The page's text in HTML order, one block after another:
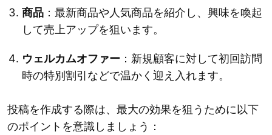
商品 ：最新商品や人気商品を紹介し、興味を喚起
して売上アップを狙います。
ウェルカムオファー ：新規顧客に対して初回訪問
時の特別割引などで温かく迎え入れます。
投稿を作成する際は、最大の効果を狙うために以下
のポイントを意識しましょう：